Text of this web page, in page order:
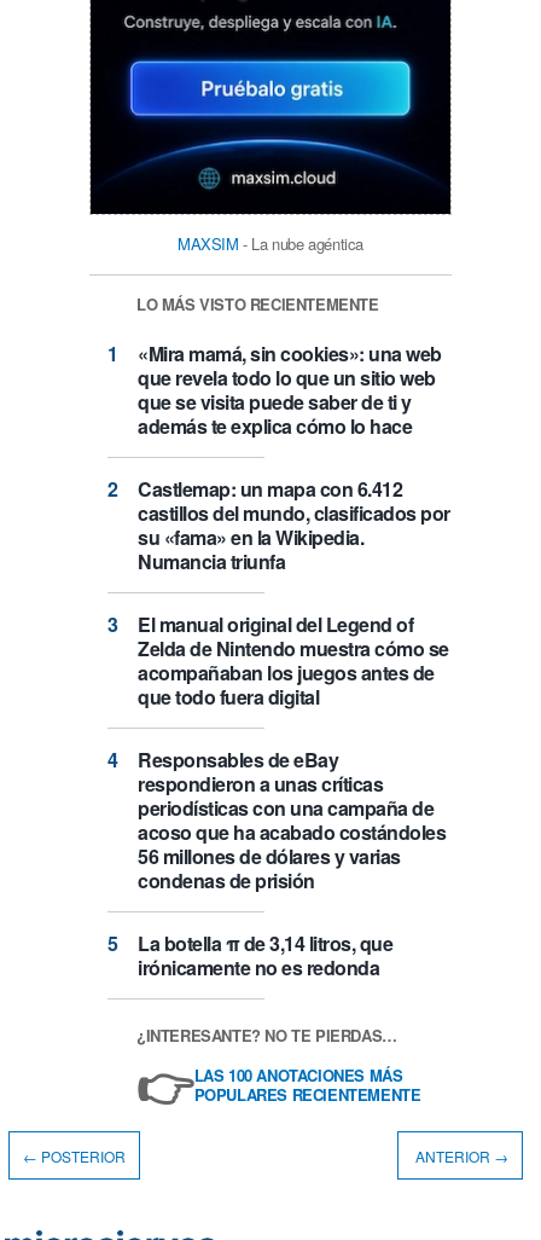
MAXSIM - La nube agéntica
LO MÁS VISTO RECIENTEMENTE
«Mira mamá, sin cookies»: una web
que revela todo lo que un sitio web
que se visita puede saber de ti y
además te explica cómo lo hace
Castlemap: un mapa con 6.412
castillos del mundo, clasificados por
su «fama» en la Wikipedia.
Numancia triunfa
El manual original del Legend of
Zelda de Nintendo muestra cómo se
acompañaban los juegos antes de
que todo fuera digital
Responsables de eBay
respondieron a unas críticas
periodísticas con una campaña de
acoso que ha acabado costándoles
56 millones de dólares y varias
condenas de prisión
La botella π de 3,14 litros, que
irónicamente no es redonda
¿INTERESANTE? NO TE PIERDAS…
👉LAS 100 ANOTACIONES MÁS
POPULARES RECIENTEMENTE
← POSTERIOR ANTERIOR →